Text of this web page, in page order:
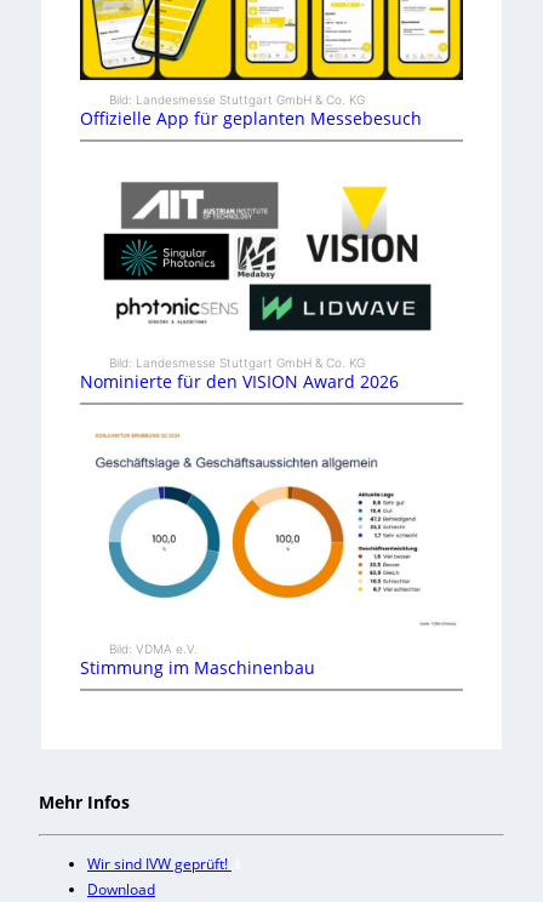
Bild: Landesmesse Stuttgart GmbH & Co. KG
Offizielle App für geplanten Messebesuch
Bild: Landesmesse Stuttgart GmbH & Co. KG
Nominierte für den VISION Award 2026
Bild: VDMA e.V.
Stimmung im Maschinenbau
Mehr Infos
Wir sind IVW geprüft!
Download